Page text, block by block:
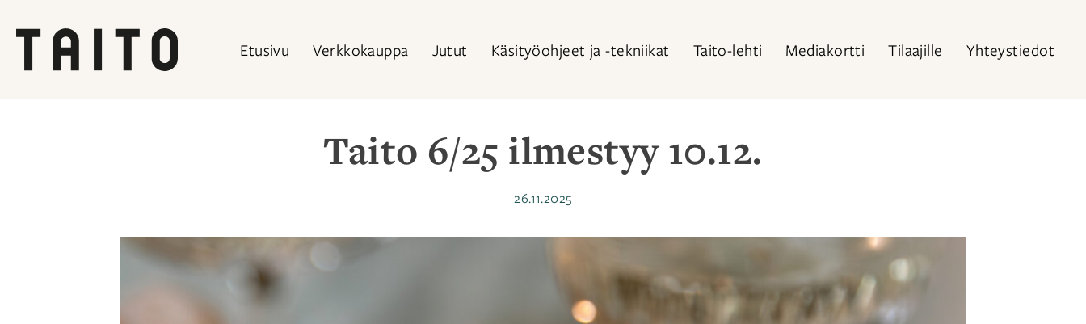
Etusivu Verkkokauppa Jutut Käsityöohjeet ja -tekniikat Taito-lehti Mediakortti Tilaajille Yhteystiedot
Taito 6/25 ilmestyy 10.12.
Julkaistu
26.11.2025